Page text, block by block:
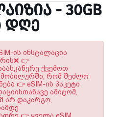
- 30GB
ᲓᲦᲔ
ის ინსტალაცია
👉
ქვემოთ
მობილურში, რომ შეძლო
👉 eSIM-ის პაკეტი
ამიტომ,
არ დაკარგო,